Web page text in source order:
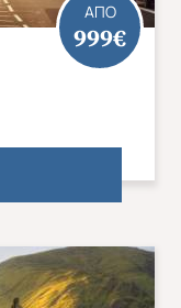
ΑΠΟ
999€